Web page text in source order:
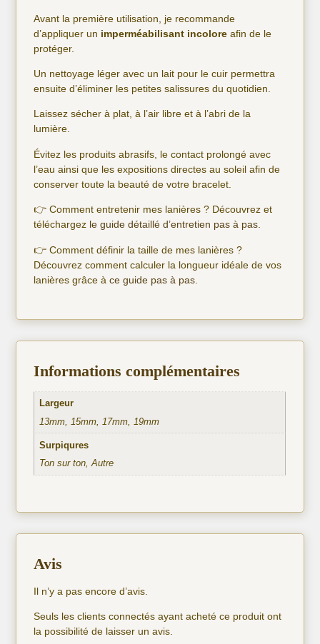
Avant la première utilisation, je recommande
d’appliquer un imperméabilisant incolore afin de le
protéger.
Un nettoyage léger avec un lait pour le cuir permettra
ensuite d’éliminer les petites salissures du quotidien.
Laissez sécher à plat, à l’air libre et à l’abri de la
lumière.
Évitez les produits abrasifs, le contact prolongé avec
l’eau ainsi que les expositions directes au soleil afin de
conserver toute la beauté de votre bracelet.
👉 Comment entretenir mes lanières ? Découvrez et
téléchargez le guide détaillé d’entretien pas à pas.
👉 Comment définir la taille de mes lanières ?
Découvrez comment calculer la longueur idéale de vos
lanières grâce àce guide pas à pas
Informations complémentaires
Largeur
13mm, 15mm, 17mm, 19mm
Surpiqures
Ton sur ton, Autre
Avis
Il n’y a pas encore d’avis.
Seuls les clients connectés ayant acheté ce produit ont
la possibilité de laisser un avis.